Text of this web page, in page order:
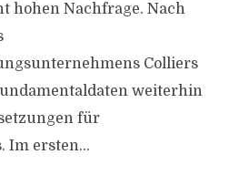
hohen Nachfrage. Nach
Colliers
weiterhin
für
Im ersten...